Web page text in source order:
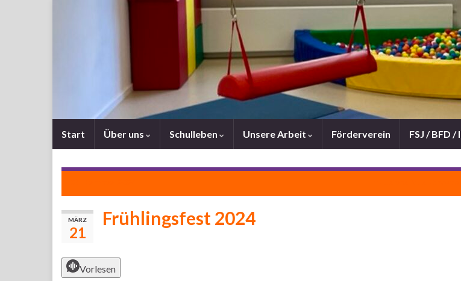
Start Über uns Schulleben Unsere Arbeit Förderverein FSJ / BFD /
MÄRZ
21
Frühlingsfest 2024
Vorlesen